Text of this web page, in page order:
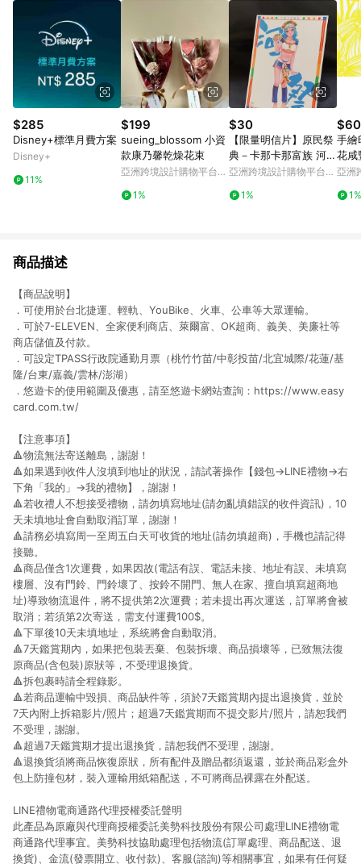
$285
Disney+標準月費方案
Disney+
11%
$199
sueing_blossom 小資
款康乃馨乾燥花束
亞洲跨境設計購物平台
1%
$30
【限量明信片】原民祭
典－卡那卡那富族 河祭
聖誕禮物 交換禮物
亞洲跨境設計購物平台
1%
$60
手繪
花咸
亞洲
1%
商品描述
【商品說明】
．可使用於台北捷運、輕軌、YouBike、火車、公車等大眾運輸。
．可於7-ELEVEN、全家便利商店、萊爾富、OK超商、義美、美廉社等
商店儲值及付款。
．可設定TPASS行政院通勤月票（桃竹竹苗/中彰投苗/北宜城際/花蓮/基
隆/台東/嘉義/雲林/澎湖）
．悠遊卡的使用範圍及優惠，請至悠遊卡網站查詢： https://www.easy
card.com.tw/
【注意事項】
🔺物流無法寄送離島，謝謝！
🔺如果遇到收件人沒填到地址的狀況，請試著操作【錢包→LINE禮物→右
下角「我的」→我的禮物】，謝謝！
🔺若收禮人不想接受禮物，請勿填寫地址(請勿亂填錯誤的收件資訊)，10
天未填地址會自動取消訂單，謝謝！
🔺請務必填寫周一至周五白天可收貨的地址(請勿填超商)，手機也請記得
接聽。
🔺商品僅含1次運費，如果因故(電話有誤、電話未接、地址有誤、未填寫
樓層、沒有門鈴、門鈴壞了、按鈴不開門、無人在家、擅自填寫超商地
址)導致物流退件，將不提供第2次運費；若未提出再次運送，訂單將會被
取消；若須第2次寄送，需支付運費100$。
🔺下單後10天未填地址，系統將會自動取消。
🔺7天鑑賞期內，如果把包裝丟棄、包裝拆壞、商品損壞等，已致無法復
原商品(含包裝)原狀等，不受理退換貨。
🔺拆包裹時請全程錄影。
🔺若商品運輸中毀損、商品缺件等，須於7天鑑賞期內提出退換貨，並於
7天內附上拆箱影片/照片；超過7天鑑賞期而不提交影片/照片，請恕我們
不受理，謝謝。
🔺超過7天鑑賞期才提出退換貨，請恕我們不受理，謝謝。
🔺退換貨須將商品恢復原狀，所有配件及贈品都須返還，並於商品彩盒外
包上防撞包材，裝入運輸用紙箱配送，不可將商品裸露在外配送。
LINE禮物電商通路代理授權委託聲明
此產品為原廠與代理商授權委託美勢科技股份有限公司處理LINE禮物電
商通路代理事宜。美勢科技協助處理包括物流(訂單處理、商品配送、退
換貨)、金流(發票開立、收付款)、客服(諮詢)等相關事宜，如果有任何疑